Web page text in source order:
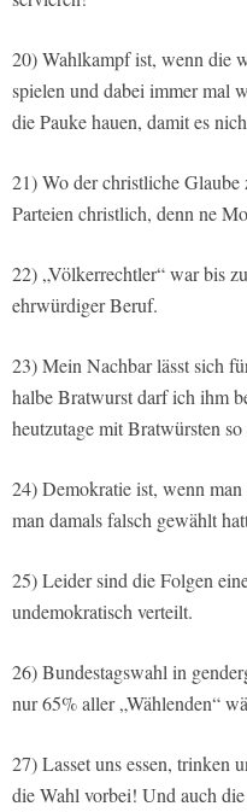
20) Wahlkampf ist, wenn die
spielen und dabei immer mal
die Pauke hauen, damit es
21) Wo der christliche
Parteien christlich, denn ne
22) „Völkerrechtler“ war bis
ehrwürdiger Beruf.
23) Mein Nachbar lässt sich
halbe Bratwurst darf ich ihm
heutzutage mit Bratwürsten
24) Demokratie ist, wenn
man damals falsch gewählt
25) Leider sind die Folgen
undemokratisch verteilt.
26) Bundestagswahl in
nur 65% aller „Wählenden“
27) Lasset uns essen, trinken
die Wahl vorbei! Und auch